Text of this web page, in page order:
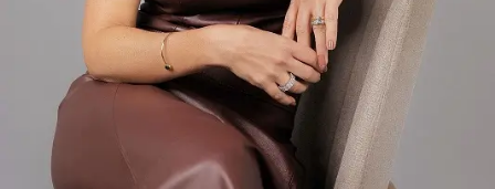
Salmão
600 g de filé de salmão com pele
sal e pimenta-do-reino preta, moída na hora, a gosto
1 colher (sopa) de azeite
BRASIL DAS INJUSTIÇAS… E O POVO PAGA A CONTA.